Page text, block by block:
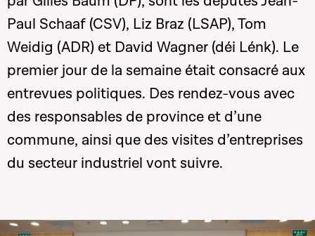
Paul Schaaf (CSV), Liz Braz (LSAP), Tom
Weidig (ADR) et David Wagner (déi Lénk). Le
premier jour de la semaine était consacré aux
entrevues politiques. Des rendez-vous avec
des responsables de province et d’une
commune, ainsi que des visites d’entreprises
du secteur industriel vont suivre.